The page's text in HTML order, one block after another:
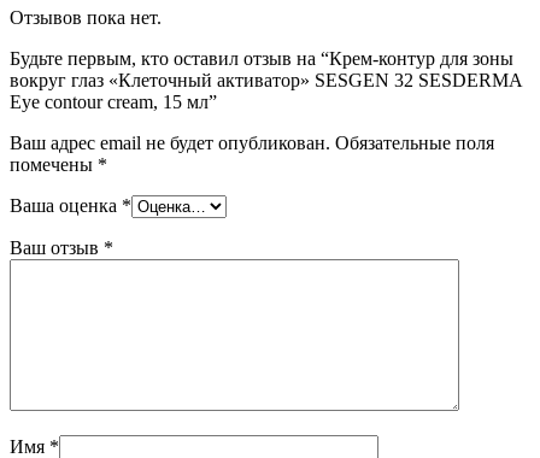
Отзывов пока нет.
Будьте первым, кто оставил отзыв на “Крем-контур для зоны
вокруг глаз «Клеточный активатор» SESGEN 32 SESDERMA
Eye contour cream, 15 мл”
Ваш адрес email не будет опубликован. Обязательные поля
помечены *
Ваша оценка *
Ваш отзыв *
Имя *